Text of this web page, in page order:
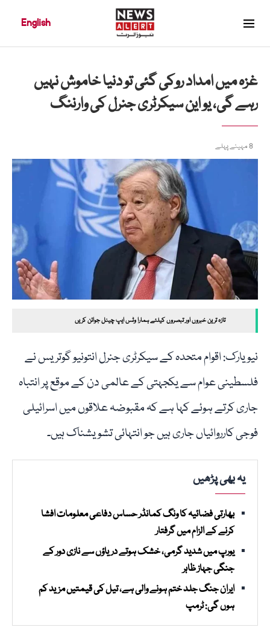
English
غزہ میں امداد روکی گئی تو دنیا خاموش نہیں
رہے گی، یو این سیکرٹری جنرل کی وارننگ
8 مہینے پہلے
تازہ ترین خبروں اور تبصروں کیلئے ہمارا وٹس ایپ چینل جوائن کریں
نیویارک: اقوام متحدہ کے سیکرٹری جنرل انتونیو گوتریس نے
فلسطینی عوام سے یکجہتی کے عالمی دن کے موقع پر انتباہ
جاری کرتے ہوئے کہا ہے کہ مقبوضہ علاقوں میں اسرائیلی
فوجی کارروائیاں جاری ہیں جو انتہائی تشویشناک ہیں۔
یہ بھی پڑھیں
بھارتی فضائیہ کا ونگ کمانڈر حساس دفاعی معلومات افشا
کرنے کے الزام میں گرفتار
یورپ میں شدید گرمی، خشک ہوتے دریاؤں سے نازی دور کے
جنگی جہاز ظاہر
ایران جنگ جلد ختم ہونے والی ہے، تیل کی قیمتیں مزید کم
ہوں گی: ٹرمپ